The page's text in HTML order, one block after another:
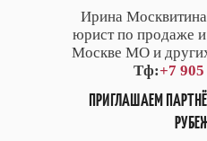
Ирина
юрист по продаже и
Москве МО и
Тф:+7
ПРИГЛАШАЕМ